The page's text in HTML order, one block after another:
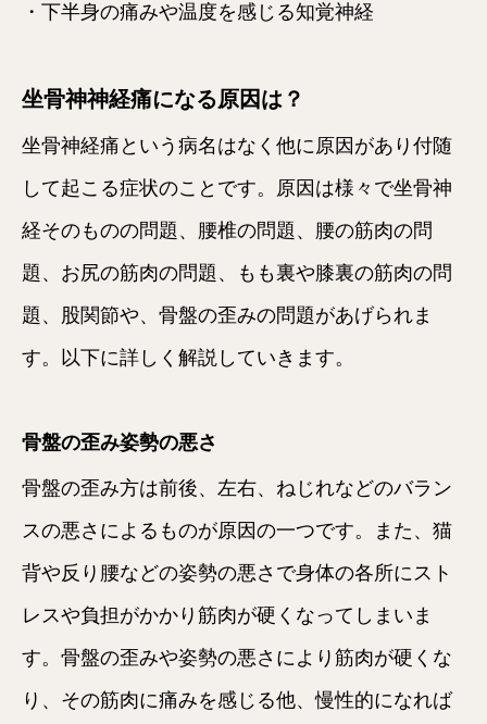
・下半身の痛みや温度を感じる知覚神経
坐骨神神経痛になる原因は？
坐骨神経痛という病名はなく他に原因があり付随
して起こる症状のことです。原因は様々で坐骨神
経そのものの問題、腰椎の問題、腰の筋肉の問
題、お尻の筋肉の問題、もも裏や膝裏の筋肉の問
題、股関節や、骨盤の歪みの問題があげられま
す。以下に詳しく解説していきます。
骨盤の歪み姿勢の悪さ
骨盤の歪み方は前後、左右、ねじれなどのバラン
スの悪さによるものが原因の一つです。また、猫
背や反り腰などの姿勢の悪さで身体の各所にスト
レスや負担がかかり筋肉が硬くなってしまいま
す。骨盤の歪みや姿勢の悪さにより筋肉が硬くな
り、その筋肉に痛みを感じる他、慢性的になれば